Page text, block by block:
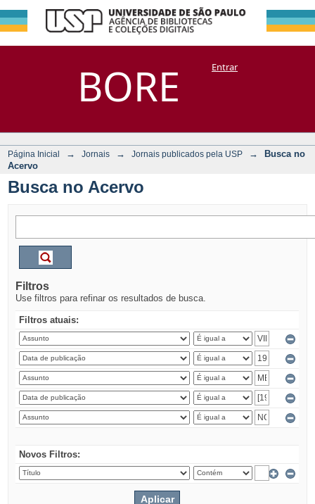
BORE
Busca no Acervo
DSpace/Manakin + CoriscoEntrar
Página Inicial → Jornais → Jornais publicados pela USP →
Busca no
Acervo
Busca no Acervo
Filtros
Use filtros para refinar os resultados de busca.
Filtros atuais:
Novos Filtros: